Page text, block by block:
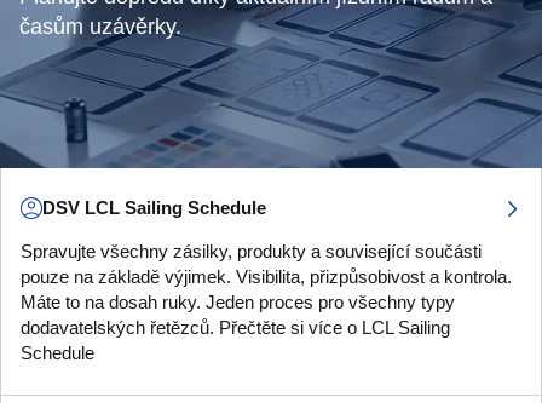
časům uzávěrky.
DSV LCL Sailing Schedule
Spravujte všechny zásilky, produkty a související součásti
pouze na základě výjimek. Visibilita, přizpůsobivost a kontrola.
Máte to na dosah ruky. Jeden proces pro všechny typy
dodavatelských řetězců. Přečtěte si více o LCL Sailing
Schedule